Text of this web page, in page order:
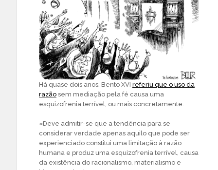
Há quase dois anos, Bento XVI referiu que o uso da
razão sem mediação pela fé causa uma
esquizofrenia terrível, ou mais concretamente:
«Deve admitir-se que a tendência para se
considerar verdade apenas aquilo que pode ser
experienciado constitui uma limitação à razão
humana e produz uma esquizofrenia terrível, causa
da existência do racionalismo, materialismo e